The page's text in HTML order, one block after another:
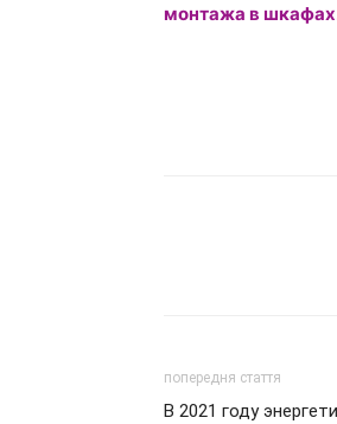
монтажа в шкафах
попередня стаття
В 2021 году